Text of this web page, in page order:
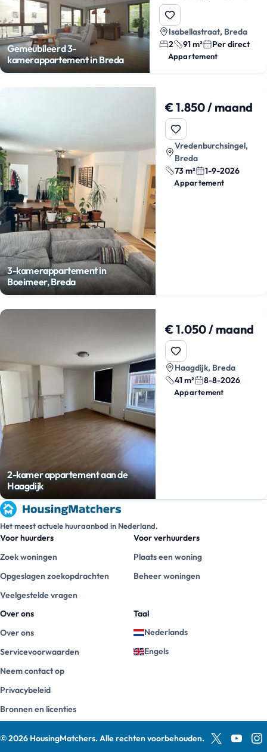
Gemeubileerd 3-
kamerappartement in Breda
Isabellastraat, Breda
2
91 m² Per direct
Appartement
3-kamerappartement in
Boeimeer, Breda
€ 1.850 / maand
Vredenburchsingel,
Breda
73 m²
1-9-2026
Appartement
2-kamer appartement aan de
Haagdijk
€ 1.050 / maand
Haagdijk, Breda
41 m²
8-8-2026
Appartement
Het meest actuele huuraanbod in Nederland.
Voor huurders
Zoek woningen
Opgeslagen zoekopdrachten
Veelgestelde vragen
Voor verhuurders
Plaats een woning
Beheer woningen
Over ons
Over ons
Servicevoorwaarden
Neem contact op
Privacybeleid
Bronnen en licenties
Taal
Nederlands
Engels
©2026 HousingMatchers. Alle rechten voorbehouden.